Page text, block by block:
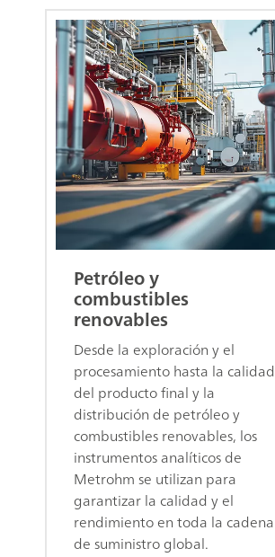
Petróleo y
combustibles
renovables
Desde la exploración y el
procesamiento hasta la calidad
del producto final y la
distribución de petróleo y
combustibles renovables, los
instrumentos analíticos de
Metrohm se utilizan para
garantizar la calidad y el
rendimiento en toda la cadena
de suministro global.